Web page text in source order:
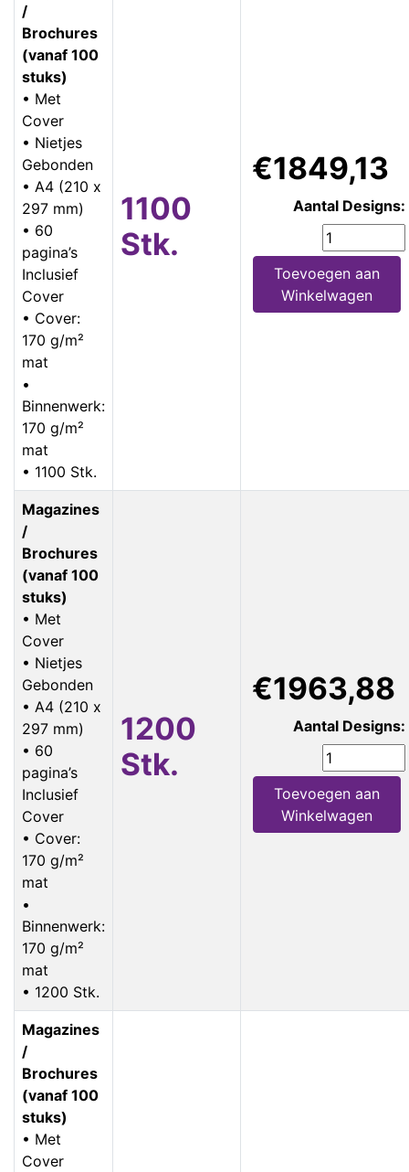
/
Brochures
(vanaf 100
stuks)
• Met
Cover
• Nietjes
Gebonden
• A4 (210 x
297 mm)
• 60
pagina’s
Inclusief
Cover
• Cover:
170 g/m²
mat
•
Binnenwerk:
170 g/m²
mat
• 1100 Stk.
1100
Stk.
€1849,13
Aantal Designs:
Toevoegen aan
Winkelwagen
Magazines
/
Brochures
(vanaf 100
stuks)
• Met
Cover
• Nietjes
Gebonden
• A4 (210 x
297 mm)
• 60
pagina’s
Inclusief
Cover
• Cover:
170 g/m²
mat
•
Binnenwerk:
170 g/m²
mat
• 1200 Stk.
1200
Stk.
€1963,88
Aantal Designs:
Toevoegen aan
Winkelwagen
Magazines
/
Brochures
(vanaf 100
stuks)
• Met
Cover